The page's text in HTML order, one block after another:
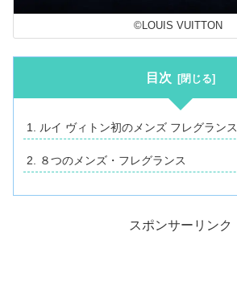
©LOUIS VUITTON
目次
ルイ ヴィトン初のメンズ フレグランス
８つのメンズ・フレグランス
スポンサーリンク